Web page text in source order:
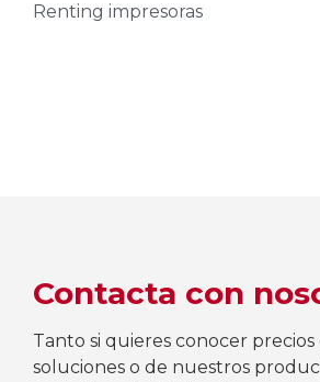
Renting impresoras
Contacta con
Tanto si quieres conocer
soluciones o de nuestros